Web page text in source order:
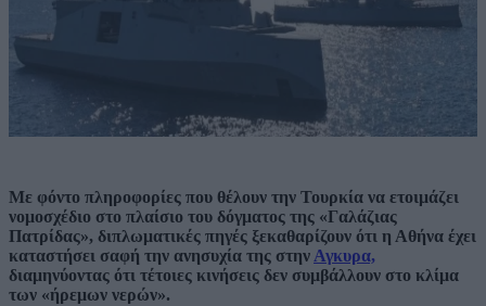
Με φόντο πληροφορίες που θέλουν την Τουρκία να ετοιμάζει
νομοσχέδιο στο πλαίσιο του δόγματος της «Γαλάζιας
Πατρίδας», διπλωματικές πηγές ξεκαθαρίζουν ότι η Αθήνα έχει
καταστήσει σαφή την ανησυχία της στην Αγκυρα,
διαμηνύοντας ότι τέτοιες κινήσεις δεν συμβάλλουν στο κλίμα
των «ήρεμων νερών».